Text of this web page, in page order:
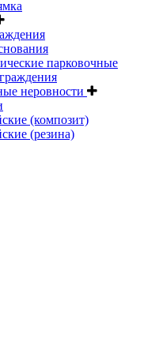
парковочные
неровности
(композит)
(резина)